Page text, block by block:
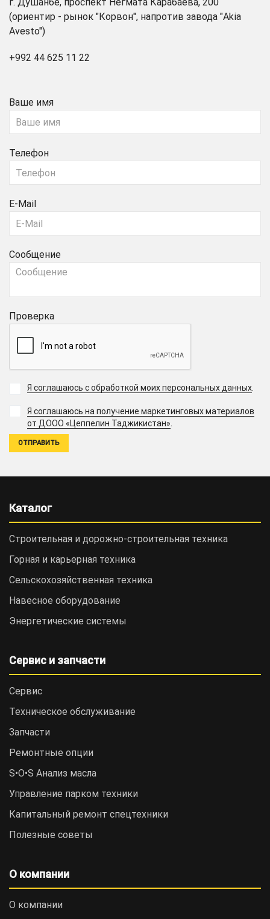
(ориентир - рынок "Корвон", напротив завода "Akia
Avesto")
+992 44 625 11 22
Ваше имя
Телефон
E-Mail
Сообщение
Проверка
Я соглашаюсь с обработкой моих персональных данных
Я соглашаюсь на получение маркетинговых материалов
от ДООО «Цеппелин Таджикистан».
Каталог
Строительная и дорожно-cтроительная техника
Горная и карьерная техника
Сельскохозяйственная техника
Навесное оборудование
Энергетические системы
Сервис и запчасти
Сервис
Техническое обслуживание
Запчасти
Ремонтные опции
S•O•S Анализ масла
Управление парком техники
Капитальный ремонт спецтехники
Полезные советы
О компании
О компании